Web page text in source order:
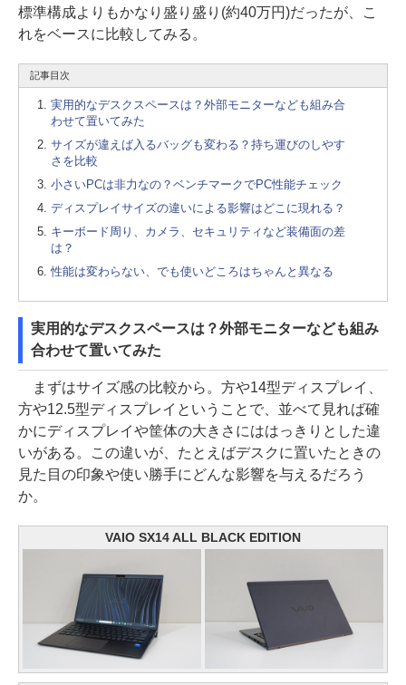
標準構成よりもかなり盛り盛り(約40万円)だったが、こ
れをベースに比較してみる。
記事目次
実用的なデスクスペースは？外部モニターなども組み合
わせて置いてみた
サイズが違えば入るバッグも変わる？持ち運びのしやす
さを比較
小さいPCは非力なの？ベンチマークでPC性能チェック
ディスプレイサイズの違いによる影響はどこに現れる？
キーボード周り、カメラ、セキュリティなど装備面の差
は？
性能は変わらない、でも使いどころはちゃんと異なる
実用的なデスクスペースは？外部モニターなども組み
合わせて置いてみた
まずはサイズ感の比較から。方や14型ディスプレイ、
方や12.5型ディスプレイということで、並べて見れば確
かにディスプレイや筐体の大きさにははっきりとした違
いがある。この違いが、たとえばデスクに置いたときの
見た目の印象や使い勝手にどんな影響を与えるだろう
か。
VAIO SX14 ALL BLACK EDITION